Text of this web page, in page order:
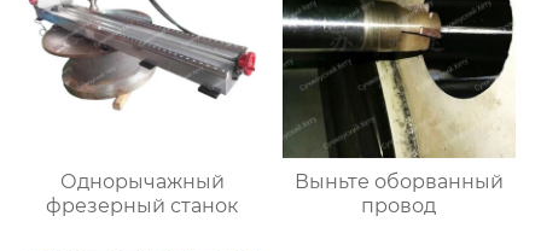
Однорычажный
фрезерный станок
Выньте оборванный
провод